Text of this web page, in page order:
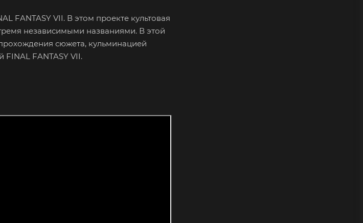
FANTASY VII. В этом проекте культовая
независимыми названиями. В этой
сюжета, кульминацией
FANTASY VII.